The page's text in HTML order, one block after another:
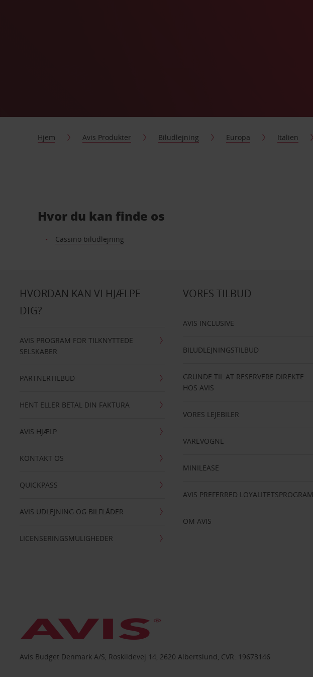
Hjem Avis Produkter Biludlejning Europa Italien
Hvor du kan finde os
Cassino biludlejning
HVORDAN KAN VI HJÆLPE
DIG?
AVIS PROGRAM FOR TILKNYTTEDE
SELSKABER
PARTNERTILBUD
HENT ELLER BETAL DIN FAKTURA
AVIS HJÆLP
KONTAKT OS
QUICKPASS
AVIS UDLEJNING OG BILFLÅDER
LICENSERINGSMULIGHEDER
VORES TILBUD
AVIS INCLUSIVE
BILUDLEJNINGSTILBUD
GRUNDE TIL AT RESERVERE DIREKTE
HOS AVIS
VORES LEJEBILER
VAREVOGNE
MINILEASE
AVIS PREFERRED LOYALITETSPROGRAM
OM AVIS
Avis Budget Denmark A/S, Roskildevej 14, 2620 Albertslund, CVR: 19673146